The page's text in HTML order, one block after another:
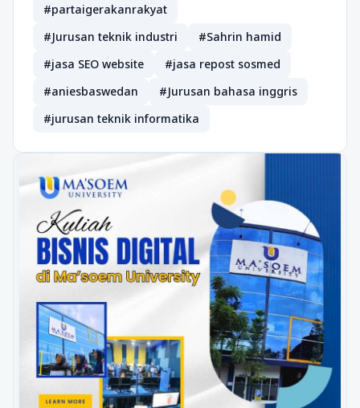
#partaigerakanrakyat
#Jurusan teknik industri
#Sahrin hamid
#jasa SEO website
#jasa repost sosmed
#aniesbaswedan
#Jurusan bahasa inggris
#jurusan teknik informatika